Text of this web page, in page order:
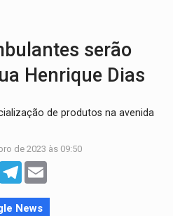
serão
Henrique Dias
de produtos na avenida
de 2023 às 09:50
TwitterTelegram
News